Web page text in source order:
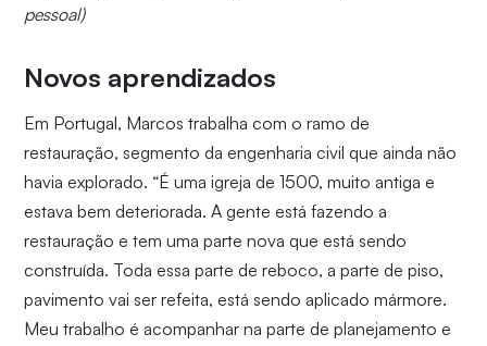
pessoal)
Novos aprendizados
Em Portugal, Marcos trabalha com o ramo de
restauração, segmento da engenharia civil que ainda não
havia explorado. “É uma igreja de 1500, muito antiga e
estava bem deteriorada. A gente está fazendo a
restauração e tem uma parte nova que está sendo
construída. Toda essa parte de reboco, a parte de piso,
pavimento vai ser refeita, está sendo aplicado mármore.
Meu trabalho é acompanhar na parte de planejamento e